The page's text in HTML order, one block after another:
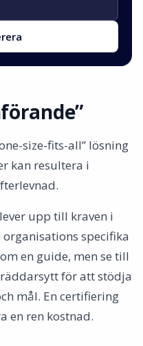
size-fits-all” lösning
kan resultera i
upp till kraven i
specifika
en guide, men se till
för att stödja
mål. En certifiering
en ren kostnad.